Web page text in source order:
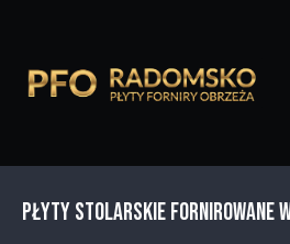
PŁYTY STOLARSKIE FORNIROWANE